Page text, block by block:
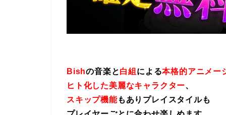
Bishの音楽と白組 による本格的アニメー
ヒト化した美麗なキャラクター、
スキップ機能もありプレイスタイルも